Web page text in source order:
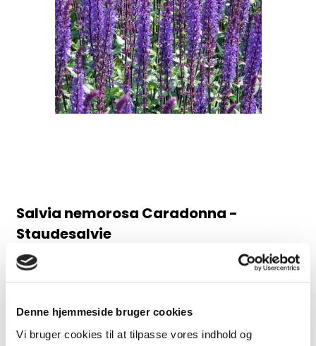
Denne hjemmeside bruger cookies
Vi bruger cookies til at tilpasse vores indhold og
Salvia nemorosa Caradonna -
Staudesalvie
98AB
30,00 DKK